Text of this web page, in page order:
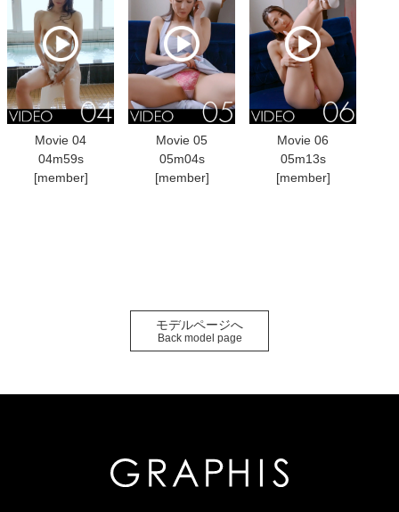
Movie 04
04m59s
[member]
Movie 05
05m04s
[member]
Movie 06
05m13s
[member]
モデルページへ
Back model page